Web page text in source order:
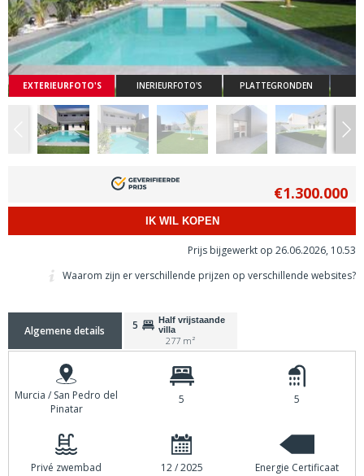
EXTERIEURFOTO'S INERIEURFOTO'S PLATTEGRONDEN
€1.300.000
IK WIL KOPEN
Prijs bijgewerkt op 26.06.2026, 10.53
Waarom zijn er verschillende prijzen op verschillende websites?
Algemene details 5
Half vrijstaande
villa
277 m²
Murcia / San Pedro del
Pinatar
5 5
Privé zwembad 12 / 2025 Energie Certificaat